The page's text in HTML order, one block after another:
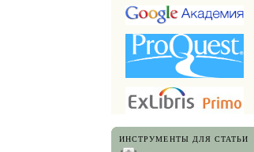
ИНСТРУМЕНТЫ ДЛЯ СТАТЬИ